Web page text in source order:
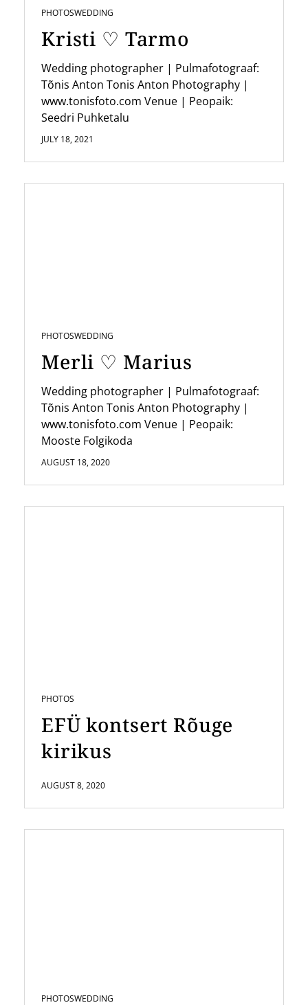
PHOTOSWEDDING
Kristi ♡ Tarmo
Wedding photographer | Pulmafotograaf:
Tõnis Anton Tonis Anton Photography |
www.tonisfoto.com Venue | Peopaik:
Seedri Puhketalu
JULY 18, 2021
PHOTOSWEDDING
Merli ♡ Marius
Wedding photographer | Pulmafotograaf:
Tõnis Anton Tonis Anton Photography |
www.tonisfoto.com Venue | Peopaik:
Mooste Folgikoda
AUGUST 18, 2020
PHOTOS
EFÜ kontsert Rõuge
kirikus
AUGUST 8, 2020
PHOTOSWEDDING